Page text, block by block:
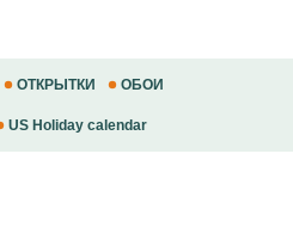
ОТКРЫТКИ ОБОИ
US Holiday calendar